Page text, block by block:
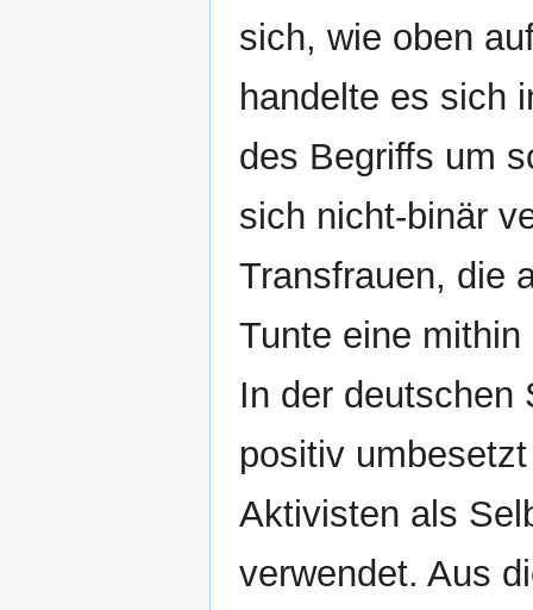
sich, wie oben
handelte es sich
des Begriffs um
sich nicht-binär
Transfrauen, die
Tunte eine
In der deutschen
positiv
Aktivisten als
verwendet. Aus